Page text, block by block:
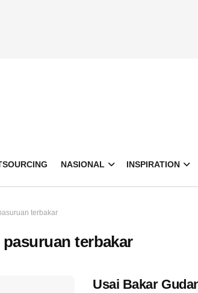
NASIONAL INSPIRATION
terbakar
terbakar
Usai Bakar